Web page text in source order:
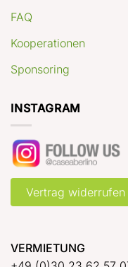
FAQ
Kooperationen
Sponsoring
INSTAGRAM
Vertrag widerrufen
VERMIETUNG